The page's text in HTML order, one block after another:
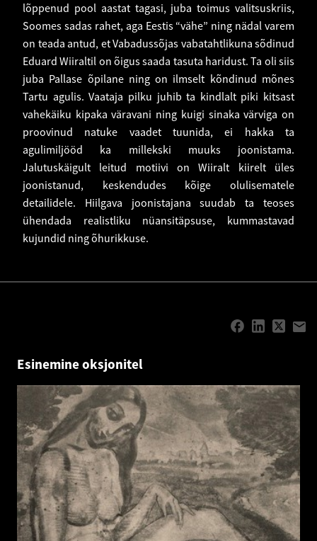
lõppenud pool aastat tagasi, juba toimus valitsuskriis,
Soomes sadas rahet, aga Eestis “vähe” ning nädal varem
on teada antud, et Vabadussõjas vabatahtlikuna sõdinud
Eduard Wiiraltil on õigus saada tasuta haridust. Ta oli siis
juba Pallase õpilane ning on ilmselt kõndinud mõnes
Tartu agulis. Vaataja pilku juhib ta kindlalt piki kitsast
vahekäiku kipaka väravani ning kuigi sinaka värviga on
proovinud natuke vaadet tuunida, ei hakka ta
agulimiljööd ka millekski muuks joonistama.
Jalutuskäigult leitud motiivi on Wiiralt kiirelt üles
joonistanud, keskendudes kõige olulisematele
detailidele. Hiilgava joonistajana suudab ta teoses
ühendada realistliku nüansitäpsuse, kummastavad
kujundid ning õhurikkuse.
Esinemine oksjonitel